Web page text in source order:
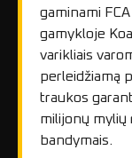
gaminami
gamykloje
varikliais
perleidžiamą
traukos
milijonų mylių
bandymais.